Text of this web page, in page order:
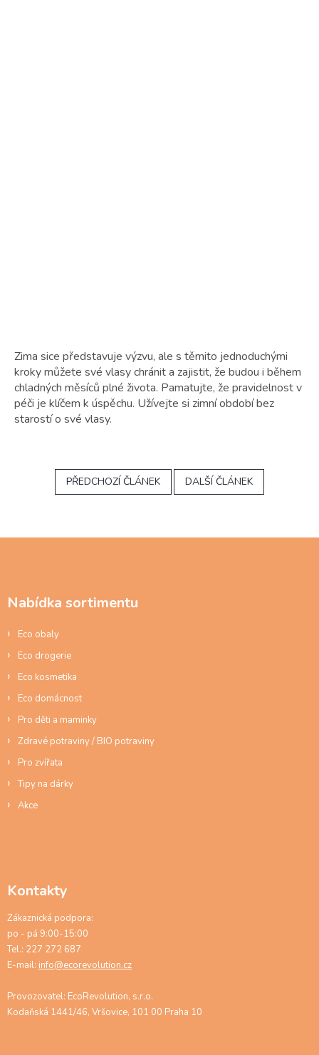
Zima sice představuje výzvu, ale s těmito jednoduchými
kroky můžete své vlasy chránit a zajistit, že budou i během
chladných měsíců plné života. Pamatujte, že pravidelnost v
péči je klíčem k úspěchu. Užívejte si zimní období bez
starostí o své vlasy.
PŘEDCHOZÍ ČLÁNEK DALŠÍ ČLÁNEK
Nabídka sortimentu
Eco obaly
Eco drogerie
Eco kosmetika
Eco domácnost
Pro děti a maminky
Zdravé potraviny / BIO potraviny
Pro zvířata
Tipy na dárky
Akce
Kontakty
Zákaznická podpora:
po - pá 9:00-15:00
Tel.: 227 272 687
E-mail: info@ecorevolution.cz
Provozovatel: EcoRevolution, s.r.o.
Kodaňská 1441/46, Vršovice, 101 00 Praha 10